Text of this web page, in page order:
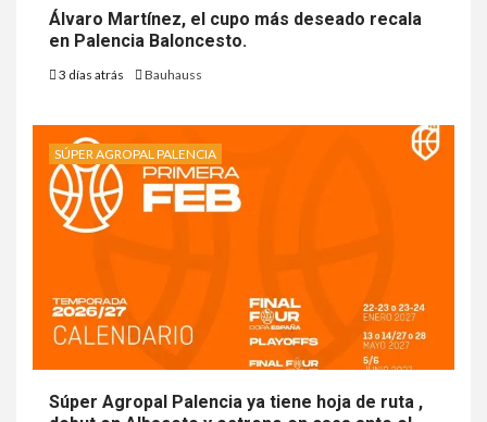
Álvaro Martínez, el cupo más deseado recala
en Palencia Baloncesto.
3 días atrás Bauhauss
SÚPER AGROPAL PALENCIA
Súper Agropal Palencia ya tiene hoja de ruta ,